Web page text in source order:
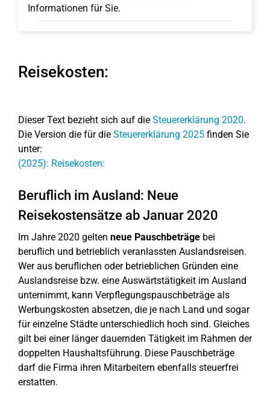
Informationen für Sie.
Reisekosten:
Dieser Text bezieht sich auf die Steuererklärung 2020.
Die Version die für die Steuererklärung 2025 finden Sie
unter:
(2025): Reisekosten:
Beruflich im Ausland: Neue
Reisekostensätze ab Januar 2020
Im Jahre 2020 gelten neue Pauschbeträge bei
beruflich und betrieblich veranlassten Auslandsreisen.
Wer aus beruflichen oder betrieblichen Gründen eine
Auslandsreise bzw. eine Auswärtstätigkeit im Ausland
unternimmt, kann Verpflegungspauschbeträge als
Werbungskosten absetzen, die je nach Land und sogar
für einzelne Städte unterschiedlich hoch sind. Gleiches
gilt bei einer länger dauernden Tätigkeit im Rahmen der
doppelten Haushaltsführung. Diese Pauschbeträge
darf die Firma ihren Mitarbeitern ebenfalls steuerfrei
erstatten.